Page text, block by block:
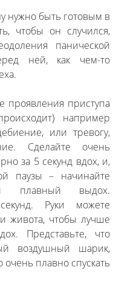
нужно быть готовым в
чтобы он случился,
панической
ней, как чем-то
проявления приступа
например
или тревогу,
Сделайте очень
за 5 секунд вдох, и,
паузы – начинайте
плавный выдох.
Руки можете
живота, чтобы лучше
Представьте, что
воздушный шарик,
очень плавно спускать